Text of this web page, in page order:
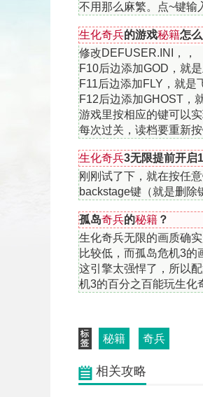
不用那么麻繁。点~键输
生化奇兵的游戏秘籍怎么
修改DEFUSER.INI，，
F10后边添加GOD，就
F11后边添加FLY，就是
F12后边添加GHOST，
游戏里按相应的键可以实
每次过关，读档要重新
生化奇兵3无限提前开启
刚刚试了下，就在按任
backstage键（就是删除
孤岛奇兵的秘籍 ？
生化奇兵无限的画质确
比较低，而孤岛危机3
这引擎太强悍了，所以
机3的百分之百能玩生化
秘籍 奇兵
相关攻略
返回顶部